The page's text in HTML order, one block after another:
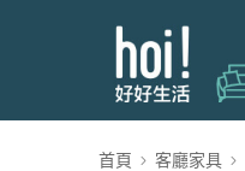
首頁 客廳家具